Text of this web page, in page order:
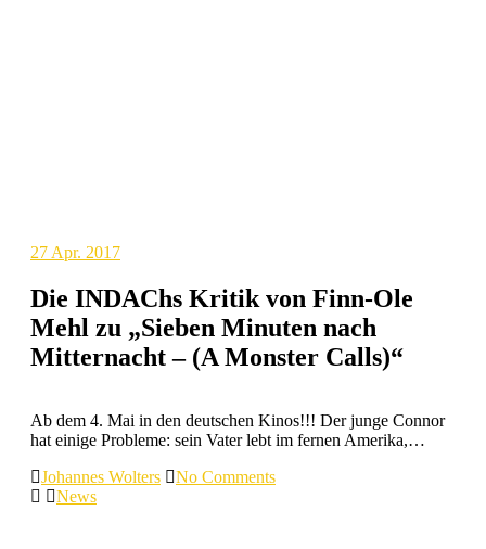
27 Apr. 2017
Die INDAChs Kritik von Finn-Ole
Mehl zu „Sieben Minuten nach
Mitternacht – (A Monster Calls)“
Ab dem 4. Mai in den deutschen Kinos!!! Der junge Connor
hat einige Probleme: sein Vater lebt im fernen Amerika,…
Johannes Wolters
No Comments
News